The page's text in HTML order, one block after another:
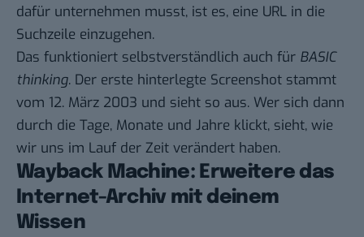
dafür unternehmen musst, ist es, eine URL in die
Suchzeile einzugehen.
Das funktioniert selbstverständlich auch für BASIC
thinking. Der erste hinterlegte Screenshot stammt
vom 12. März 2003 und sieht so aus. Wer sich dann
durch die Tage, Monate und Jahre klickt, sieht, wie
wir uns im Lauf der Zeit verändert haben.
Wayback Machine: Erweitere das
Internet-Archiv mit deinem
Wissen